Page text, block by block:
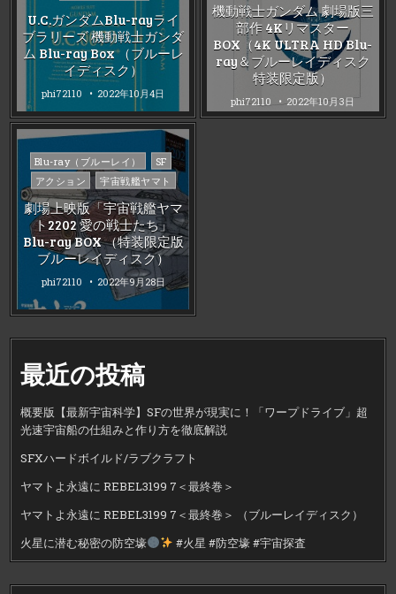
U.C.ガンダムBlu-rayライ
ブラリーズ 機動戦士ガンダ
ム Blu-ray Box （ブルーレ
イディスク）
phi72110 2022年10月4日
機動戦士ガンダム 劇場版三
部作 4Kリマスター
BOX（4K ULTRA HD Blu-
ray＆ブルーレイディスク
特装限定版）
phi72110 2022年10月3日
Posted
in
Blu-ray（ブルーレイ）
SF
アクション
宇宙戦艦ヤマト
劇場上映版「宇宙戦艦ヤマ
ト2202 愛の戦士たち」
Blu-ray BOX （特装限定版
ブルーレイディスク）
phi72110 2022年9月28日
最近の投稿
概要版【最新宇宙科学】SFの世界が現実に！「ワープドライブ」超
光速宇宙船の仕組みと作り方を徹底解説
SFXハードボイルド/ラブクラフト
ヤマトよ永遠に REBEL3199 7＜最終巻＞
ヤマトよ永遠に REBEL3199 7＜最終巻＞ （ブルーレイディスク）
火星に潜む秘密の防空壕
#火星 #防空壕 #宇宙探査